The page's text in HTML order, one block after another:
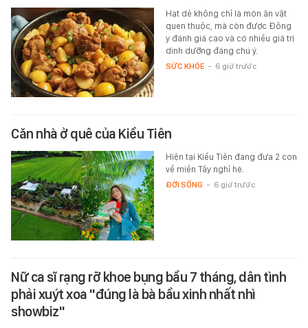
Hạt dẻ không chỉ là món ăn vặt
quen thuộc, mà còn được Đông
y đánh giá cao và có nhiều giá trị
dinh dưỡng đáng chú ý.
SỨC KHỎE - 6 giờ trước
Căn nhà ở quê của Kiều Tiên
Hiện tại Kiều Tiên đang đưa 2 con
về miền Tây nghỉ hè.
ĐỜI SỐNG - 6 giờ trước
Nữ ca sĩ rạng rỡ khoe bụng bầu 7 tháng, dân tình
phải xuýt xoa "đúng là bà bầu xinh nhất nhì
showbiz"